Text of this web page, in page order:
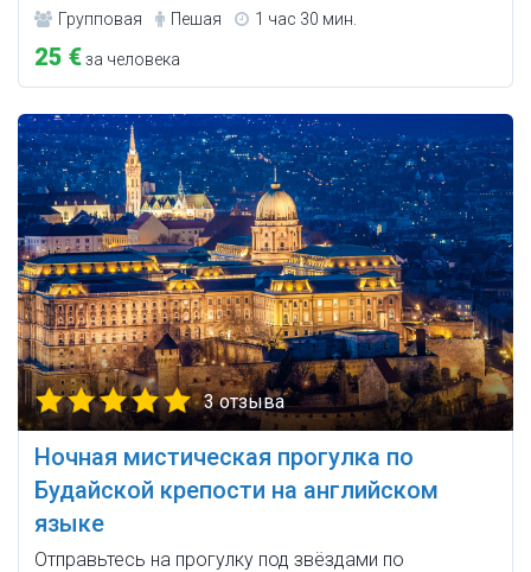
Групповая Пешая 1 час 30 мин.
25 €за человека
3 отзыва
Ночная мистическая прогулка по
Будайской крепости на английском
языке
Отправьтесь на прогулку под звёздами по